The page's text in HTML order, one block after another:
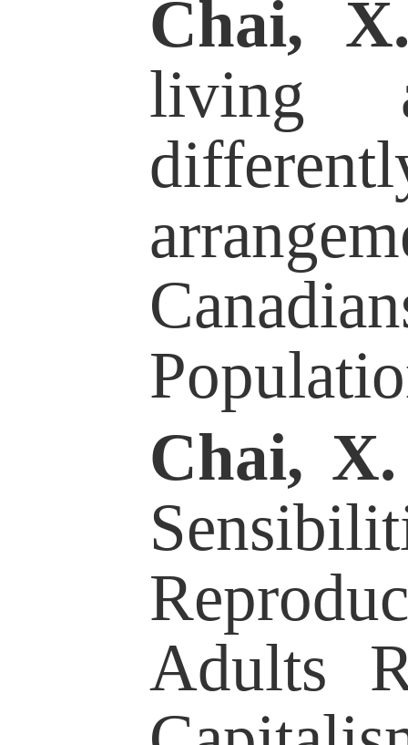
Population,
Chai, X.
Adults
Capitalism
157-176.
Chai, X., &
food
rated
alone. BMC